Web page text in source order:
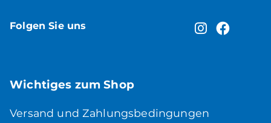
Folgen Sie uns
Wichtiges zum Shop
Versand und Zahlungsbedingungen